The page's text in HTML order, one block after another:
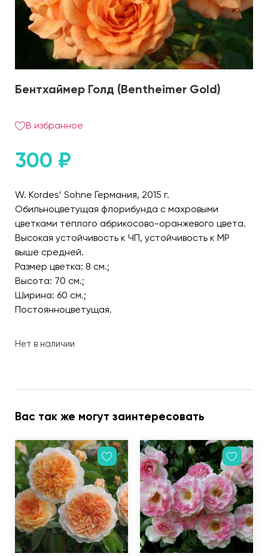
Бентхаймер Голд (Bentheimer Gold)
В избранное
300 ₽
W. Kordes’ Sohne Германия, 2015 г.
Обильноцветущая флорибунда с махровыми
цветками тёплого абрикосово-оранжевого цвета.
Высокая устойчивость к ЧП, устойчивость к МР
выше средней.
Размер цветка: 8 см.;
Высота: 70 см.;
Ширина: 60 см.;
Постоянноцветущая.
Нет в наличии
Вас так же могут заинтересовать